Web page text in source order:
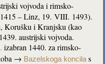
vojvoda i rimsko-
– Linz, 19. VIII. 1493).
Korušku i Kranjsku (kao
austrijski vojvoda.
izabran 1440. za rimsko-
→ Bazelskoga koncila s